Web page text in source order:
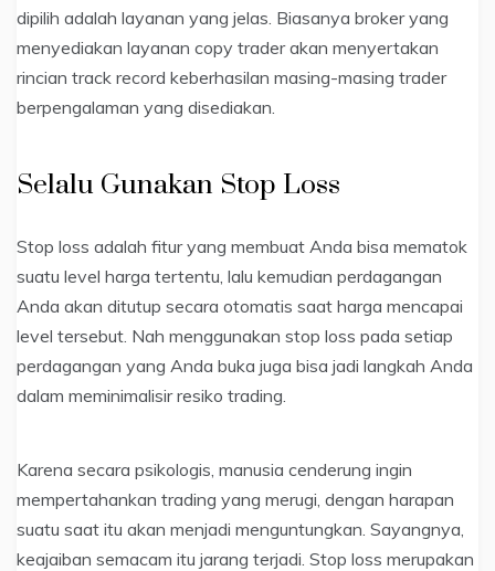
dipilih adalah layanan yang jelas. Biasanya broker yang
menyediakan layanan copy trader akan menyertakan
rincian track record keberhasilan masing-masing trader
berpengalaman yang disediakan.
Selalu Gunakan Stop Loss
Stop loss adalah fitur yang membuat Anda bisa mematok
suatu level harga tertentu, lalu kemudian perdagangan
Anda akan ditutup secara otomatis saat harga mencapai
level tersebut. Nah menggunakan stop loss pada setiap
perdagangan yang Anda buka juga bisa jadi langkah Anda
dalam meminimalisir resiko trading.
Karena secara psikologis, manusia cenderung ingin
mempertahankan trading yang merugi, dengan harapan
suatu saat itu akan menjadi menguntungkan. Sayangnya,
keajaiban semacam itu jarang terjadi. Stop loss merupakan